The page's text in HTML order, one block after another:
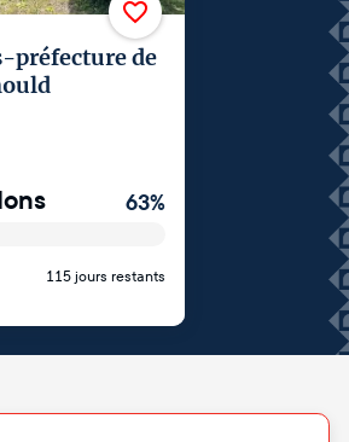
préfecture de
63%
115 jours restants